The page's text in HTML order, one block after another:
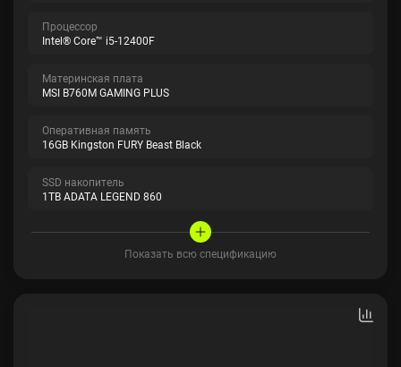
Процессор
Intel® Core™ i5-12400F
Материнская плата
MSI B760M GAMING PLUS
Оперативная память
16GB Kingston FURY Beast Black
SSD накопитель
1TB ADATA LEGEND 860
Показать всю спецификацию